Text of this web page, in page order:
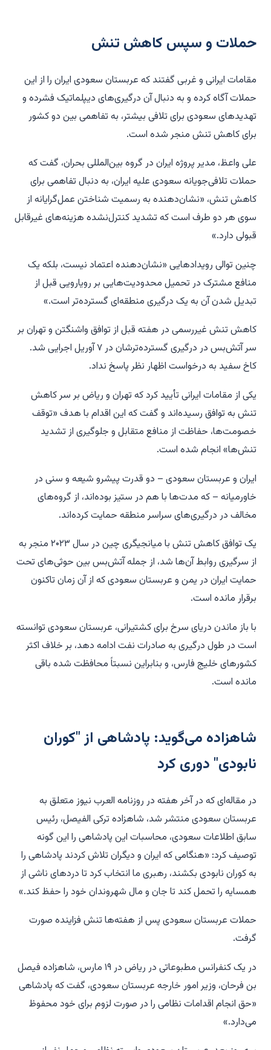
حملات و سپس کاهش تنش
مقامات ایرانی و غربی گفتند که عربستان سعودی ایران را از این
حملات آگاه کرده و به دنبال آن درگیری‌های دیپلماتیک فشرده و
تهدیدهای سعودی برای تلافی بیشتر، به تفاهمی بین دو کشور
برای کاهش تنش منجر شده است.
علی واعظ، مدیر پروژه ایران در گروه بین‌المللی بحران، گفت که
حملات تلافی‌جویانه سعودی علیه ایران، به دنبال تفاهمی برای
کاهش تنش، «نشان‌دهنده به رسمیت شناختن عمل‌گرایانه از
سوی هر دو طرف است که تشدید کنترل‌نشده هزینه‌های غیرقابل
قبولی دارد.»
چنین توالی رویدادهایی «نشان‌دهنده اعتماد نیست، بلکه یک
منافع مشترک در تحمیل محدودیت‌هایی بر رویارویی قبل از
تبدیل شدن آن به یک درگیری منطقه‌ای گسترده‌تر است.»
کاهش تنش غیررسمی در هفته قبل از توافق واشنگتن و تهران بر
سر آتش‌بس در درگیری گسترده‌ترشان در ۷ آوریل اجرایی شد.
کاخ سفید به درخواست اظهار نظر پاسخ نداد.
یکی از مقامات ایرانی تأیید کرد که تهران و ریاض بر سر کاهش
تنش به توافق رسیده‌اند و گفت که این اقدام با هدف «توقف
خصومت‌ها، حفاظت از منافع متقابل و جلوگیری از تشدید
تنش‌ها» انجام شده است.
ایران و عربستان سعودی – دو قدرت پیشرو شیعه و سنی در
خاورمیانه – که مدت‌ها با هم در ستیز بوده‌اند، از گروه‌های
مخالف در درگیری‌های سراسر منطقه حمایت کرده‌اند.
یک توافق کاهش تنش با میانجیگری چین در سال ۲۰۲۳ منجر به
از سرگیری روابط آن‌ها شد، از جمله آتش‌بس بین حوثی‌های تحت
حمایت ایران در یمن و عربستان سعودی که از آن زمان تاکنون
برقرار مانده است.
با باز ماندن دریای سرخ برای کشتیرانی، عربستان سعودی توانسته
است در طول درگیری به صادرات نفت ادامه دهد، بر خلاف اکثر
کشورهای خلیج فارس، و بنابراین نسبتاً محافظت شده باقی
مانده است.
شاهزاده می‌گوید: پادشاهی از "کوران
نابودی" دوری کرد
در مقاله‌ای که در آخر هفته در روزنامه العرب نیوز متعلق به
عربستان سعودی منتشر شد، شاهزاده ترکی الفیصل، رئیس
سابق اطلاعات سعودی، محاسبات این پادشاهی را این گونه
توصیف کرد: «هنگامی که ایران و دیگران تلاش کردند پادشاهی را
به کوران نابودی بکشند، رهبری ما انتخاب کرد تا دردهای ناشی از
همسایه را تحمل کند تا جان و مال شهروندان خود را حفظ کند.»
حملات عربستان سعودی پس از هفته‌ها تنش فزاینده صورت
گرفت.
در یک کنفرانس مطبوعاتی در ریاض در ۱۹ مارس، شاهزاده فیصل
بن فرحان، وزیر امور خارجه عربستان سعودی، گفت که پادشاهی
«حق انجام اقدامات نظامی را در صورت لزوم برای خود محفوظ
می‌دارد.»